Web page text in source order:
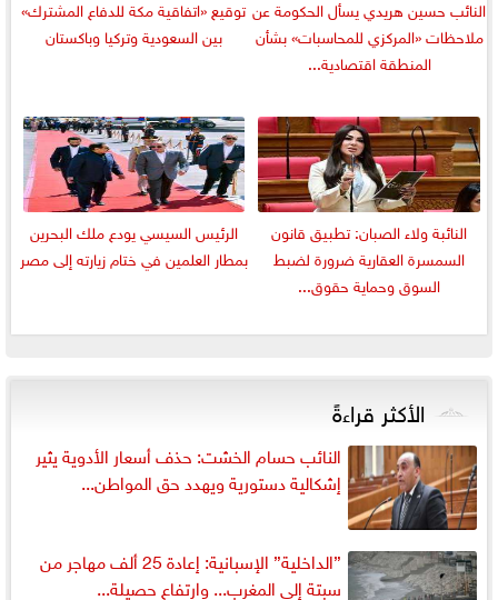
النائب حسين هريدي يسأل الحكومة عن
ملاحظات «المركزي للمحاسبات» بشأن
المنطقة اقتصادية...
توقيع «اتفاقية مكة للدفاع المشترك»
بين السعودية وتركيا وباكستان
النائبة ولاء الصبان: تطبيق قانون
السمسرة العقارية ضرورة لضبط
السوق وحماية حقوق...
الرئيس السيسي يودع ملك البحرين
بمطار العلمين في ختام زيارته إلى مصر
الأكثر قراءةً
النائب حسام الخشت: حذف أسعار الأدوية يثير
إشكالية دستورية ويهدد حق المواطن...
”الداخلية” الإسبانية: إعادة 25 ألف مهاجر من
سبتة إلى المغرب... وارتفاع حصيلة...